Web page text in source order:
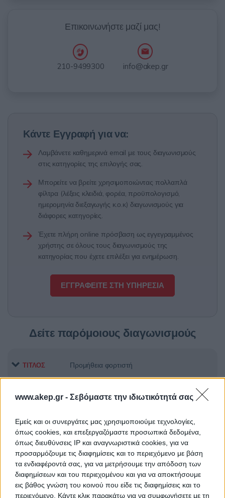
www.akep.gr - Σεβόμαστε την ιδιωτικότητά σας
Εμείς και οι συνεργάτες μας χρησιμοποιούμε τεχνολογίες,
όπως cookies, και επεξεργαζόμαστε προσωπικά δεδομένα,
όπως διευθύνσεις IP και αναγνωριστικά cookies, για να
προσαρμόζουμε τις διαφημίσεις και το περιεχόμενο με βάση
τα ενδιαφέροντά σας, για να μετρήσουμε την απόδοση των
διαφημίσεων και του περιεχομένου και για να αποκτήσουμε
εις βάθος γνώση του κοινού που είδε τις διαφημίσεις και το
περιεχόμενο. Κάντε κλικ παρακάτω για να συμφωνήσετε με τη
Επικοινωνήστε μαζί μας!
210-9499300 info@akep.gr
Κάντε Εγγραφή για να:
Λαμβάνετε καθημερινά email με τους διαγωνισμούς
στις κατηγορίες της επιλογής σας.
Μπορείτε να βρείτε χρησιμοποιώντας πολλαπλά
φίλτρα (λέξεις κλειδιά, φορέα, προϋπολογισμό,
ημερομηνία διεξαγωγής κ.ο.κ) διαγωνισμούς για
διάφορες κατηγορίες.
Έχετε πλήρη online πρόσβαση ως εγγεγραμμένος
χρήστης σε όλους τους διαγωνισμούς της
κατηγορίας που έχετε επιλέξει για ενημέρωση.
ΕΓΓΡΑΦΕΙΤΕ ΣΤΗ ΥΠΗΡΕΣΙΑ
Δείτε παρόμοιους διαγωνισμούς
ΤΙΤΛΟΣ Προμήθεια φορτιστή
ΤΙΤΛΟΣ
Προμήθεια Εκπαιδευτικού και
Εργαστηριακού Εξοπλισμού των
εννέα Σχολών του ΕΜΠ»